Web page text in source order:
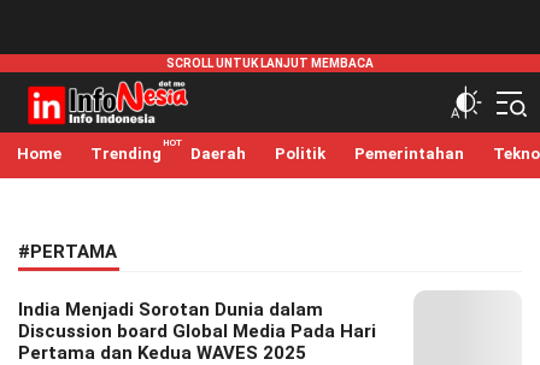
infonesia.me
Info Indonesia
Home Trending Daerah Politik Pemerintahan Tekno
#PERTAMA
India Menjadi Sorotan Dunia dalam
Discussion board Global Media Pada Hari
Pertama dan Kedua WAVES 2025